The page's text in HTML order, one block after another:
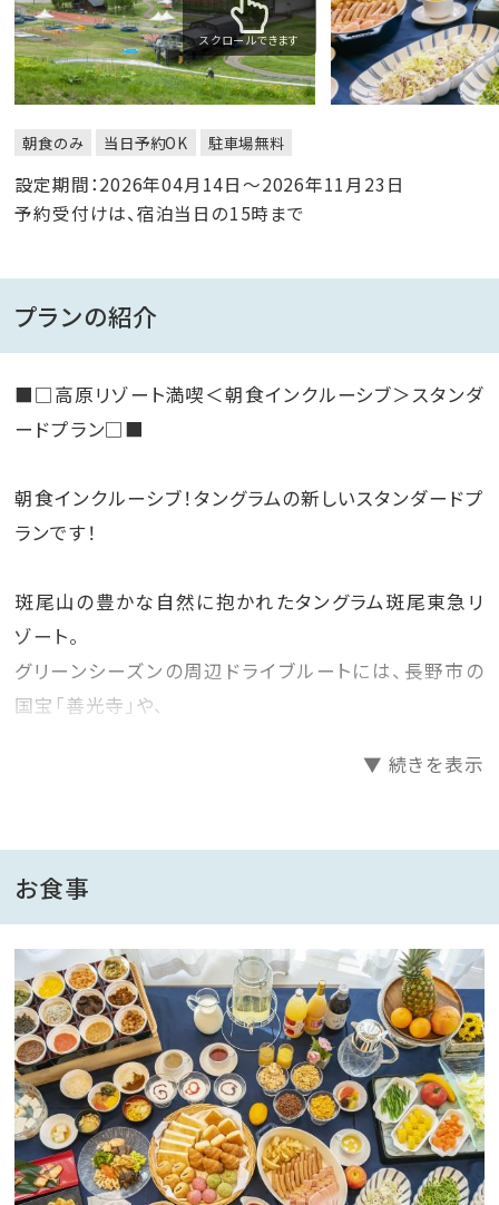
スクロールできます
朝食のみ 当日予約OK 駐車場無料
設定期間：2026年04月14日～2026年11月23日
予約受付けは、宿泊当日の15時まで
プランの紹介
■□高原リゾート満喫＜朝食インクルーシブ＞スタンダ
ードプラン□■
朝食インクルーシブ！タングラムの新しいスタンダードプ
ランです！
斑尾山の豊かな自然に抱かれたタングラム斑尾東急リ
ゾート。
グリーンシーズンの周辺ドライブルートには、長野市の
国宝「善光寺」や、
人気のパワースポット「戸隠」など、見所が満載です！
ウィンターシーズンはホテル目の前がゲレンデ！
にも
スノーモビル（7～12歳対象）やスノーラフティング
も楽しめる魅力満点のスノーリゾートです。
【宿泊特典】
〇温ぱら会員限定価格
〇ご滞在中温泉大浴場が無料！
〇室内プールご利用は、夏季、冬季以外無料！！
▼ 続きを表示
お食事